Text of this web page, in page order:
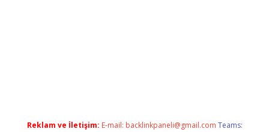
Reklam ve İletişim: E-mail: backlinkpaneli@gmail.com Teams: